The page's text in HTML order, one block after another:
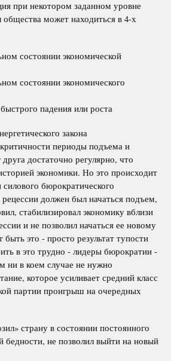
при некотором заданном уровне
общества может находиться в 4-х
состоянии экономической
состоянии экономического
падения или роста
закона
периоды подъема и
достаточно регулярно, что
экономики. Но это происходит
бюрократического
должен был начаться подъем,
стабилизировал экономику вблизи
и не позволил начаться ее новому
это - просто результат тупости
в это трудно - лидеры бюрократии -
ни в коем случае не нужно
которое усиливает средний класс
партии проигрыш на очередных
страну в состоянии постоянного
бедности, не позволил выйти на новый